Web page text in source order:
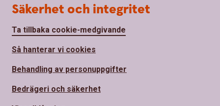
Säkerhet och integritet
Ta tillbaka cookie-medgivande
Så hanterar vi cookies
Behandling av personuppgifter
Bedrägeri och säkerhet